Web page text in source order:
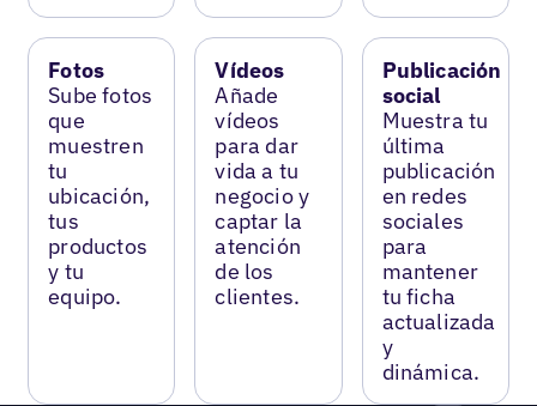
Fotos
Sube fotos
que
muestren
tu
ubicación,
tus
productos
y tu
equipo.
Vídeos
Añade
vídeos
para dar
vida a tu
negocio y
captar la
atención
de los
clientes.
Publicación
social
Muestra tu
última
publicación
en redes
sociales
para
mantener
tu ficha
actualizada
y
dinámica.